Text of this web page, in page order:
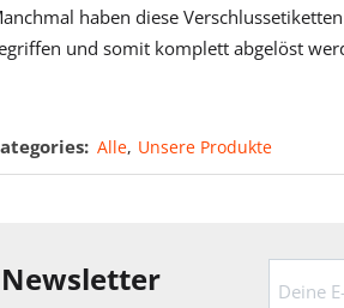
haben diese
und somit komplett abgelöst
Alle, Unsere Produkte